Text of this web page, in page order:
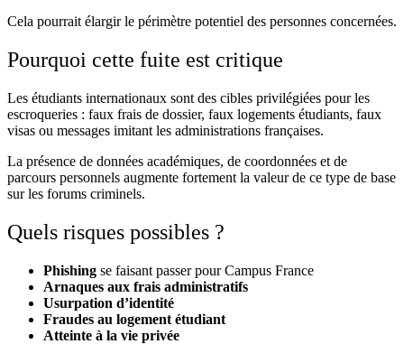
Cela pourrait élargir le périmètre potentiel des personnes concernées.
Pourquoi cette fuite est critique
Les étudiants internationaux sont des cibles privilégiées pour les
escroqueries : faux frais de dossier, faux logements étudiants, faux
visas ou messages imitant les administrations françaises.
La présence de données académiques, de coordonnées et de
parcours personnels augmente fortement la valeur de ce type de base
sur les forums criminels.
Quels risques possibles ?
Phishing se faisant passer pour Campus France
Arnaques aux frais administratifs
Usurpation d’identité
Fraudes au logement étudiant
Atteinte à la vie privée